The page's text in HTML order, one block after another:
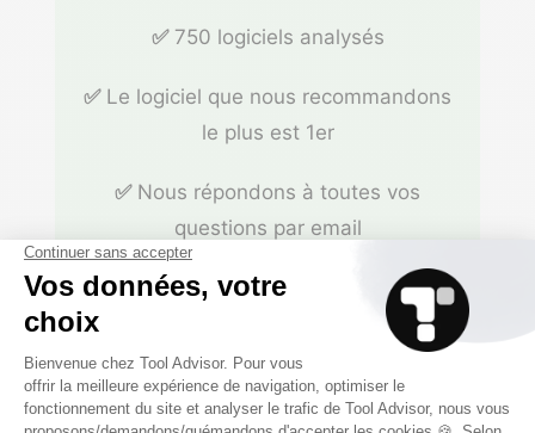
✅750 logiciels analysés
✅Le logiciel que nous recommandons
le plus est 1er
✅Nous répondons à toutes vos
questions par email
✅Nous testons les logiciels et
donnons notre avis sans langue de
bois
✅Une méthode d’analyse